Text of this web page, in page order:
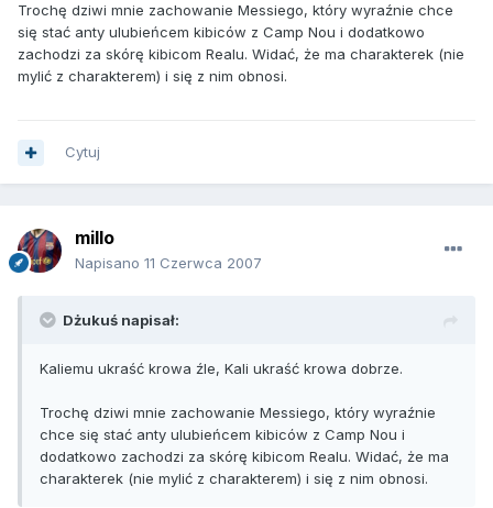
Trochę dziwi mnie zachowanie Messiego, który wyraźnie chce
się stać anty ulubieńcem kibiców z Camp Nou i dodatkowo
zachodzi za skórę kibicom Realu. Widać, że ma charakterek (nie
mylić z charakterem) i się z nim obnosi.
Cytuj
millo
Napisano 11 Czerwca 2007
Dżukuś napisał:
Kaliemu ukraść krowa źle, Kali ukraść krowa dobrze.
Trochę dziwi mnie zachowanie Messiego, który wyraźnie
chce się stać anty ulubieńcem kibiców z Camp Nou i
dodatkowo zachodzi za skórę kibicom Realu. Widać, że ma
charakterek (nie mylić z charakterem) i się z nim obnosi.